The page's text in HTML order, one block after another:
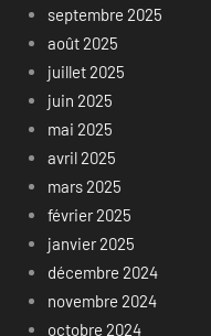
septembre 2025
août 2025
juillet 2025
juin 2025
mai 2025
avril 2025
mars 2025
février 2025
janvier 2025
décembre 2024
novembre 2024
octobre 2024